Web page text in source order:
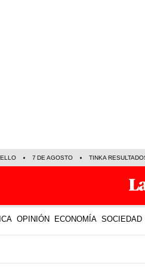
7 DE AGOSTO TINKA
OPINIÓN ECONOMÍA SOCIEDAD